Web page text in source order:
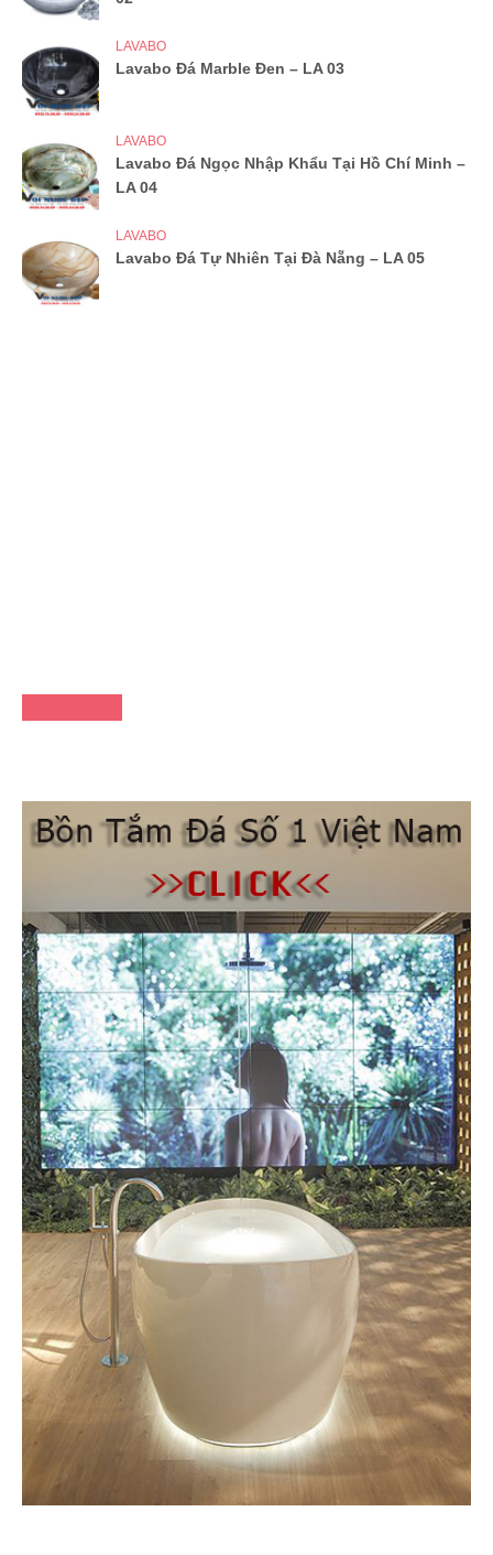
LAVABO
Lavabo Đá Marble Đen – LA 03
LAVABO
Lavabo Đá Ngọc Nhập Khẩu Tại Hồ Chí Minh –
LA 04
LAVABO
Lavabo Đá Tự Nhiên Tại Đà Nẵng – LA 05